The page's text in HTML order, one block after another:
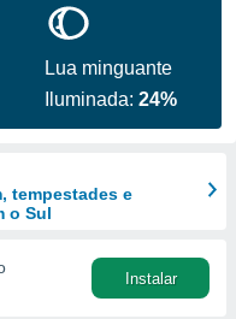
Lua minguante
Iluminada:24%
tempestades e
o Sul
Instalar